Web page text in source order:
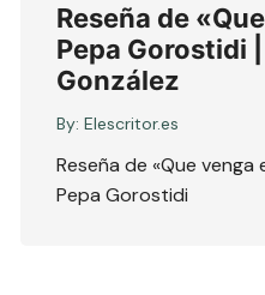
Reseña de
Pepa Gorostidi
González
By: Elescritor.es
Reseña de «Que
Pepa Gorostidi